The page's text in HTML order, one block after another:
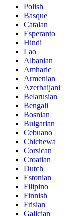
Polish
Basque
Catalan
Esperanto
Hindi
Lao
Albanian
Amharic
Armenian
Azerbaijani
Belarusian
Bengali
Bosnian
Bulgarian
Cebuano
Chichewa
Corsican
Croatian
Dutch
Estonian
Filipino
Finnish
Frisian
Galician